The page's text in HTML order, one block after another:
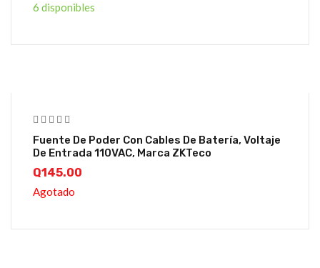
6 disponibles
Fuente De Poder Con Cables De Batería, Voltaje
De Entrada 110VAC, Marca ZKTeco
Q145.00
Agotado